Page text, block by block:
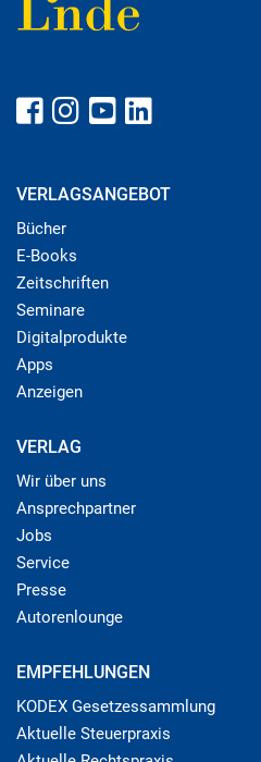
VERLAGSANGEBOT
Bücher
E-Books
Zeitschriften
Seminare
Digitalprodukte
Apps
Anzeigen
VERLAG
Wir über uns
Ansprechpartner
Jobs
Service
Presse
Autorenlounge
EMPFEHLUNGEN
KODEX Gesetzessammlung
Aktuelle Steuerpraxis